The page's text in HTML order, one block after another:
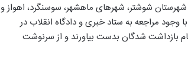
صورت گرفته در طی روزهای گذشته را بیش از ۶۰ نفر در شهرستان شوشتر، شهرهای ماهشهر، سوسنگرد، اهواز و
مراجعه به ستاد خبری و دادگاه انقلاب در
بازداشت شد‌گان بدست بیاورند و از سرنوشت